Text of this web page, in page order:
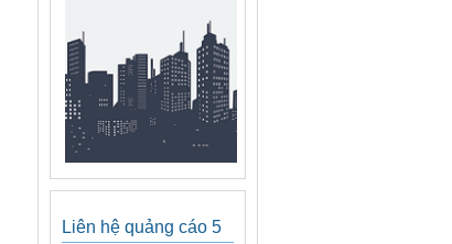
Liên hệ quảng cáo 5